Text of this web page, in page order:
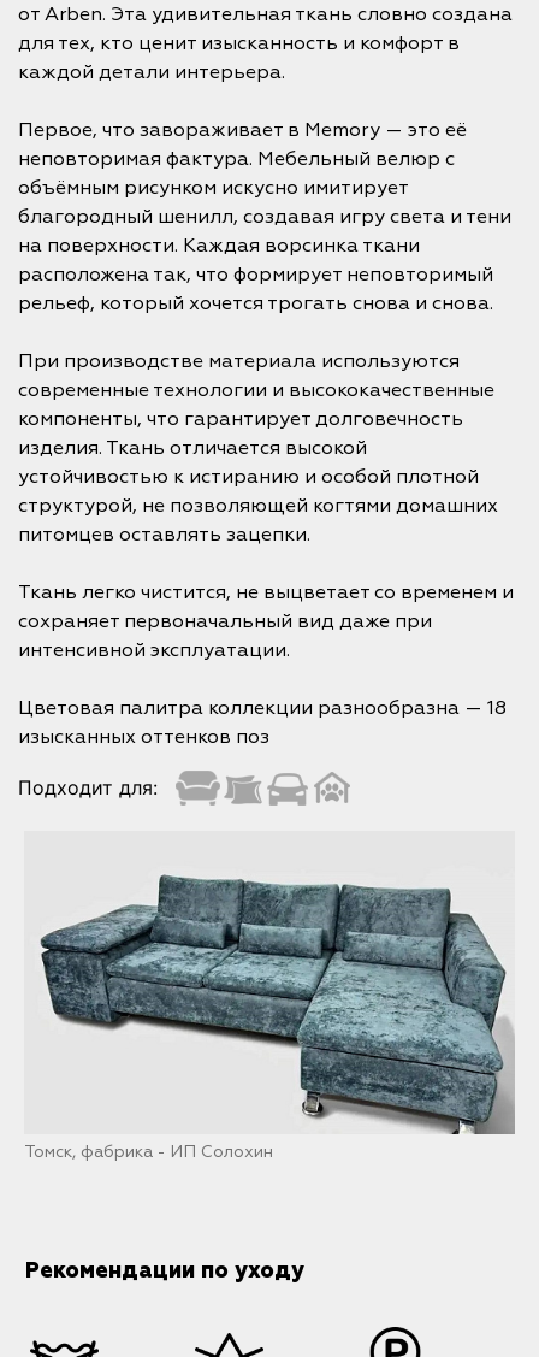
от Arben. Эта удивительная ткань словно создана
для тех, кто ценит изысканность и комфорт в
каждой детали интерьера.
Первое, что завораживает в Memory — это её
неповторимая фактура. Мебельный велюр с
объёмным рисунком искусно имитирует
благородный шенилл, создавая игру света и тени
на поверхности. Каждая ворсинка ткани
расположена так, что формирует неповторимый
рельеф, который хочется трогать снова и снова.
При производстве материала используются
современные технологии и высококачественные
компоненты, что гарантирует долговечность
изделия. Ткань отличается высокой
устойчивостью к истиранию и особой плотной
структурой, не позволяющей когтями домашних
питомцев оставлять зацепки.
Ткань легко чистится, не выцветает со временем и
сохраняет первоначальный вид даже при
интенсивной эксплуатации.
Цветовая палитра коллекции разнообразна — 18
изысканных оттенков поз
Подходит для:
Томск, фабрика - ИП Солохин
Рекомендации по уходу